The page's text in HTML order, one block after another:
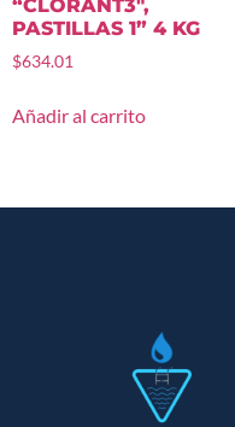
“CLORANT3″,
PASTILLAS 1” 4 KG
$634.01
Añadir al carrito